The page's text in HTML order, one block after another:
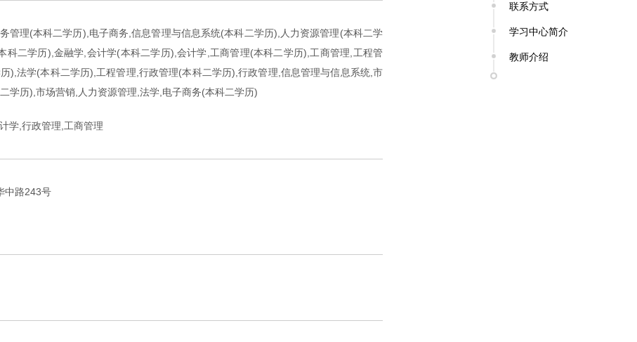
管理(本科二学历),电子商务,信息管理与信息系统(本科二学历),人力资源管理(本科二学
科二学历),金融学,会计学(本科二学历),会计学,工商管理(本科二学历),工商管理,工程管
),法学(本科二学历),工程管理,行政管理(本科二学历),行政管理,信息管理与信息系统,市
学历),市场营销,人力资源管理,法学,电子商务(本科二学历)
学,行政管理,工商管理
中路243号
联系方式
学习中心简介
教师介绍